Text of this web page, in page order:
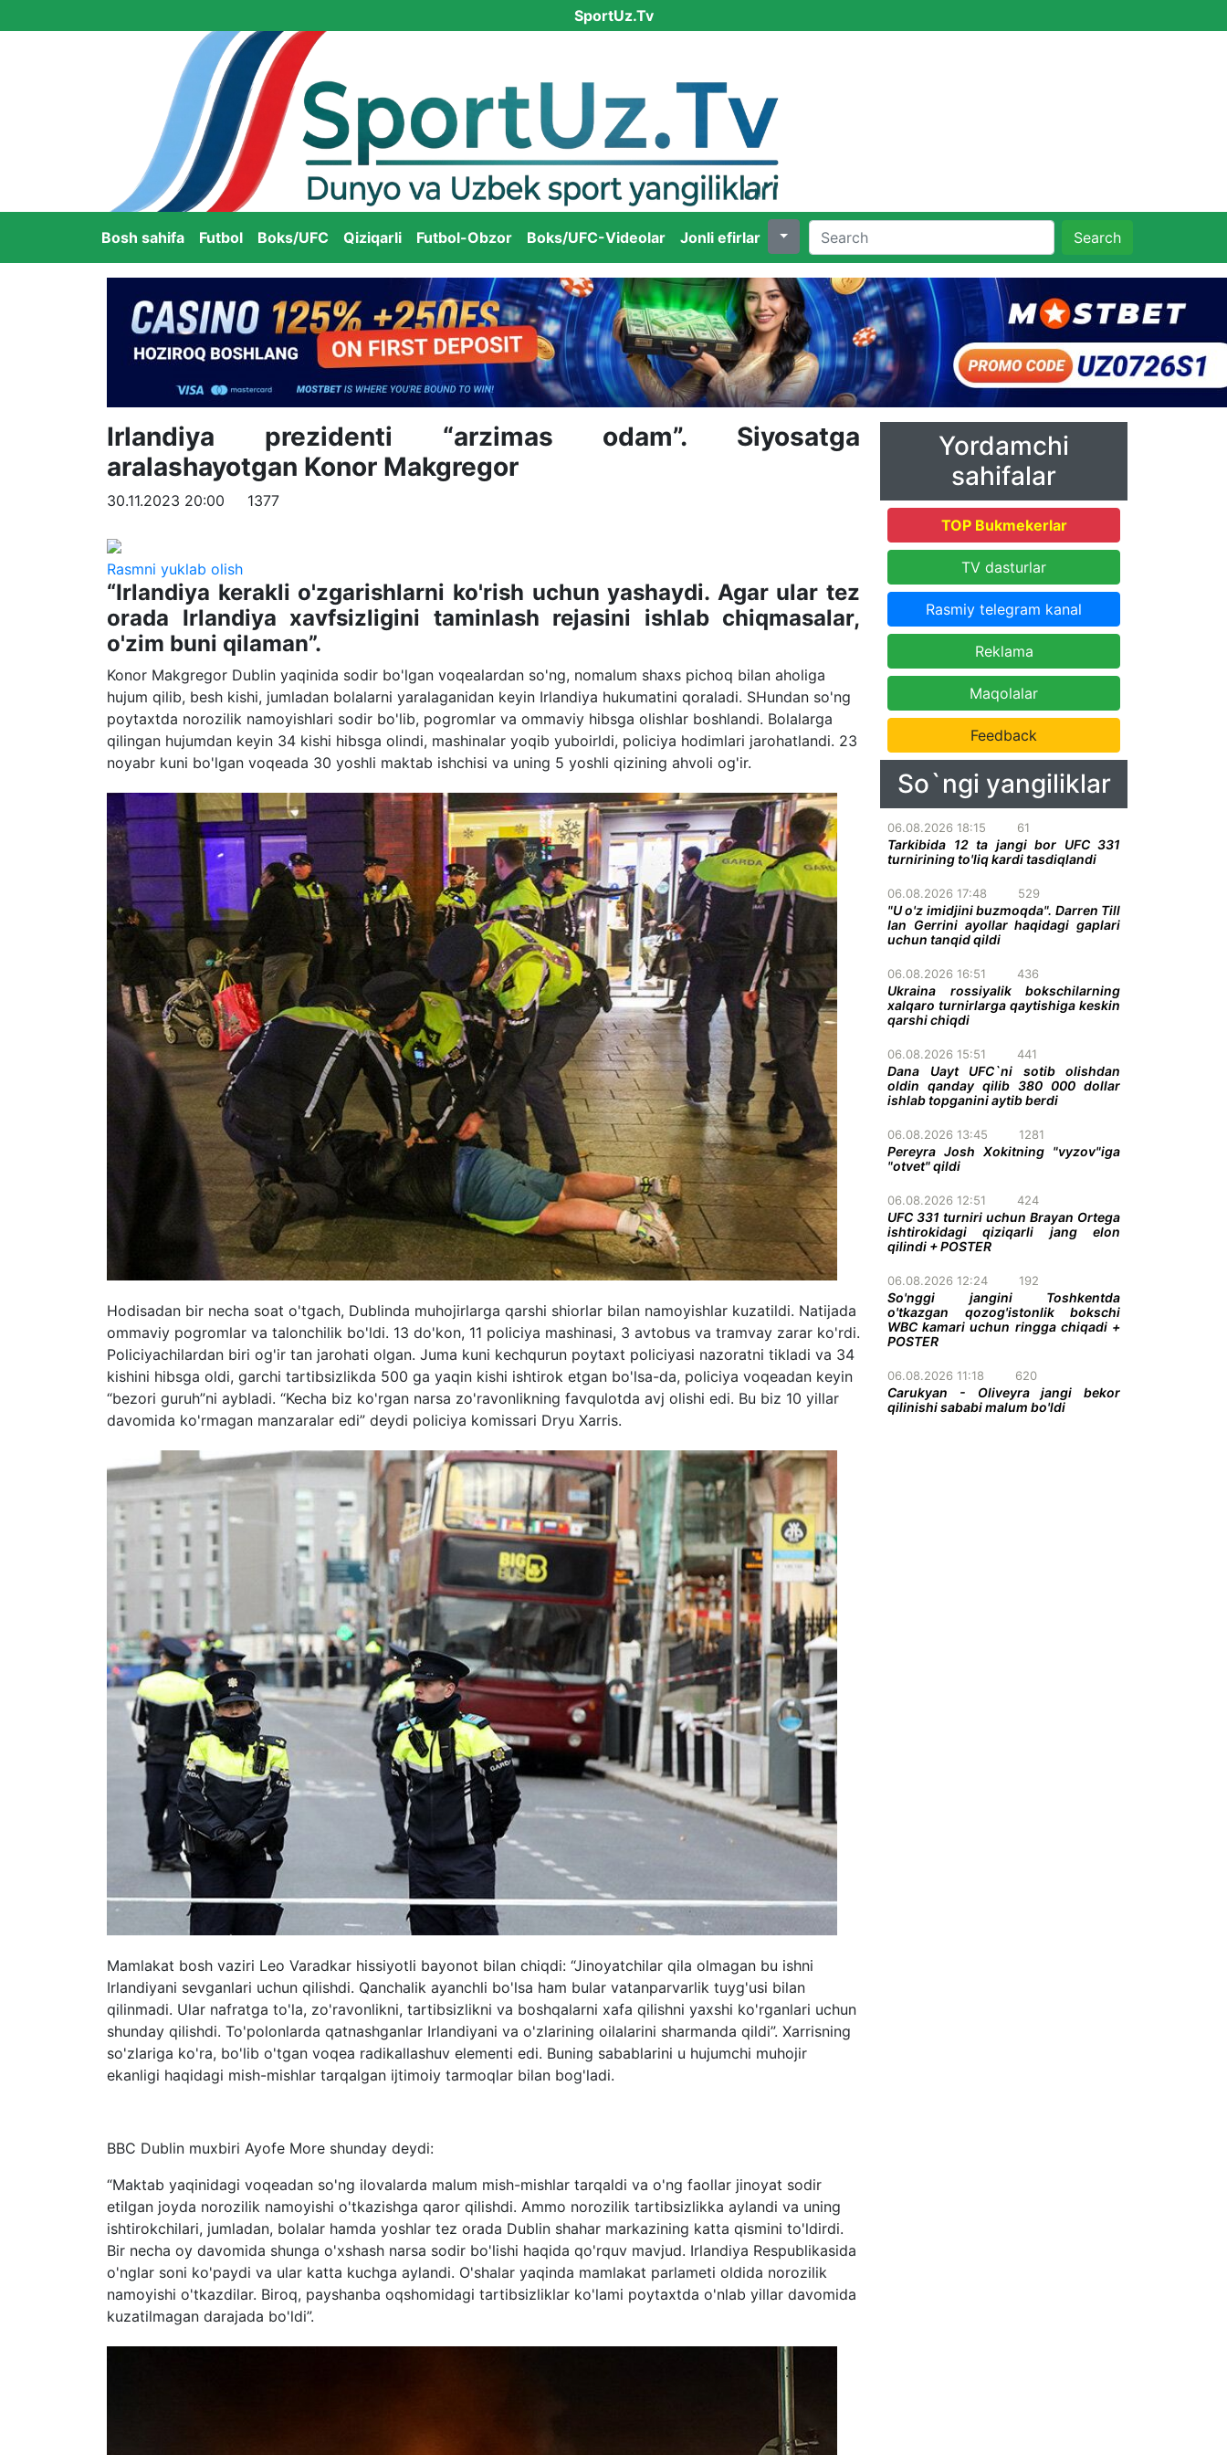
SportUz.Tv
Bosh sahifa Futbol Boks/UFC Qiziqarli Futbol-Obzor Boks/UFC-Videolar Jonli efirlar Search
Irlandiya prezidenti “arzimas odam”. Siyosatga
aralashayotgan Konor Makgregor
30.11.2023 20:00 1377
Rasmni yuklab olish
“Irlandiya kerakli o'zgarishlarni ko'rish uchun yashaydi. Agar ular tez
orada Irlandiya xavfsizligini taminlash rejasini ishlab chiqmasalar,
o'zim buni qilaman”.
Konor Makgregor Dublin yaqinida sodir bo'lgan voqealardan so'ng, nomalum shaxs pichoq bilan aholiga
hujum qilib, besh kishi, jumladan bolalarni yaralaganidan keyin Irlandiya hukumatini qoraladi. SHundan so'ng
poytaxtda norozilik namoyishlari sodir bo'lib, pogromlar va ommaviy hibsga olishlar boshlandi. Bolalarga
qilingan hujumdan keyin 34 kishi hibsga olindi, mashinalar yoqib yuboirldi, policiya hodimlari jarohatlandi. 23
noyabr kuni bo'lgan voqeada 30 yoshli maktab ishchisi va uning 5 yoshli qizining ahvoli og'ir.
Hodisadan bir necha soat o'tgach, Dublinda muhojirlarga qarshi shiorlar bilan namoyishlar kuzatildi. Natijada
ommaviy pogromlar va talonchilik bo'ldi. 13 do'kon, 11 policiya mashinasi, 3 avtobus va tramvay zarar ko'rdi.
Policiyachilardan biri og'ir tan jarohati olgan. Juma kuni kechqurun poytaxt policiyasi nazoratni tikladi va 34
kishini hibsga oldi, garchi tartibsizlikda 500 ga yaqin kishi ishtirok etgan bo'lsa-da, policiya voqeadan keyin
“bezori guruh”ni aybladi. “Kecha biz ko'rgan narsa zo'ravonlikning favqulotda avj olishi edi. Bu biz 10 yillar
davomida ko'rmagan manzaralar edi” deydi policiya komissari Dryu Xarris.
Mamlakat bosh vaziri Leo Varadkar hissiyotli bayonot bilan chiqdi: “Jinoyatchilar qila olmagan bu ishni
Irlandiyani sevganlari uchun qilishdi. Qanchalik ayanchli bo'lsa ham bular vatanparvarlik tuyg'usi bilan
qilinmadi. Ular nafratga to'la, zo'ravonlikni, tartibsizlikni va boshqalarni xafa qilishni yaxshi ko'rganlari uchun
shunday qilishdi. To'polonlarda qatnashganlar Irlandiyani va o'zlarining oilalarini sharmanda qildi”. Xarrisning
so'zlariga ko'ra, bo'lib o'tgan voqea radikallashuv elementi edi. Buning sabablarini u hujumchi muhojir
ekanligi haqidagi mish-mishlar tarqalgan ijtimoiy tarmoqlar bilan bog'ladi.
BBC Dublin muxbiri Ayofe More shunday deydi:
“Maktab yaqinidagi voqeadan so'ng ilovalarda malum mish-mishlar tarqaldi va o'ng faollar jinoyat sodir
etilgan joyda norozilik namoyishi o'tkazishga qaror qilishdi. Ammo norozilik tartibsizlikka aylandi va uning
ishtirokchilari, jumladan, bolalar hamda yoshlar tez orada Dublin shahar markazining katta qismini to'ldirdi.
Bir necha oy davomida shunga o'xshash narsa sodir bo'lishi haqida qo'rquv mavjud. Irlandiya Respublikasida
o'nglar soni ko'paydi va ular katta kuchga aylandi. O'shalar yaqinda mamlakat parlameti oldida norozilik
namoyishi o'tkazdilar. Biroq, payshanba oqshomidagi tartibsizliklar ko'lami poytaxtda o'nlab yillar davomida
kuzatilmagan darajada bo'ldi”.
Yordamchi
sahifalar
TOP Bukmekerlar
TV dasturlar
Rasmiy telegram kanal
Reklama
Maqolalar
Feedback
So`ngi yangiliklar
06.08.2026 18:15 61
Tarkibida 12 ta jangi bor UFC 331
turnirining to'liq kardi tasdiqlandi
06.08.2026 17:48 529
"U o'z imidjini buzmoqda". Darren Till
Ian Gerrini ayollar haqidagi gaplari
uchun tanqid qildi
06.08.2026 16:51 436
Ukraina rossiyalik bokschilarning
xalqaro turnirlarga qaytishiga keskin
qarshi chiqdi
06.08.2026 15:51 441
Dana Uayt UFC`ni sotib olishdan
oldin qanday qilib 380 000 dollar
ishlab topganini aytib berdi
06.08.2026 13:45 1281
Pereyra Josh Xokitning "vyzov"iga
"otvet" qildi
06.08.2026 12:51 424
UFC 331 turniri uchun Brayan Ortega
ishtirokidagi qiziqarli jang elon
qilindi + POSTER
06.08.2026 12:24 192
So'nggi jangini Toshkentda
o'tkazgan qozog'istonlik bokschi
WBC kamari uchun ringga chiqadi +
POSTER
06.08.2026 11:18 620
Carukyan - Oliveyra jangi bekor
qilinishi sababi malum bo'ldi